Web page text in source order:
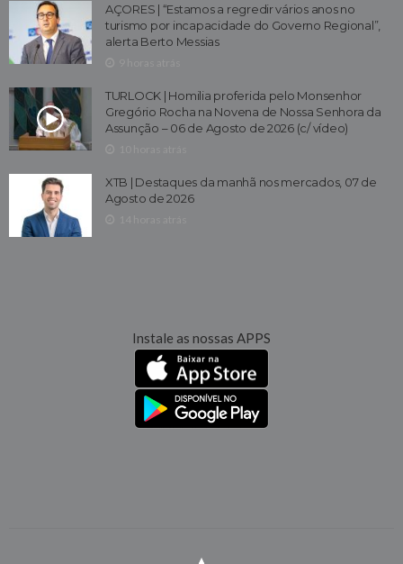
AÇORES | “Estamos a regredir vários anos no
turismo por incapacidade do Governo Regional”,
alerta Berto Messias
TURLOCK | Homilia proferida pelo Monsenhor
Gregório Rocha na Novena de Nossa Senhora da
Assunção – 06 de Agosto de 2026 (c/ vídeo)
XTB | Destaques da manhã nos mercados, 07 de
Agosto de 2026
Instale as nossas APPS